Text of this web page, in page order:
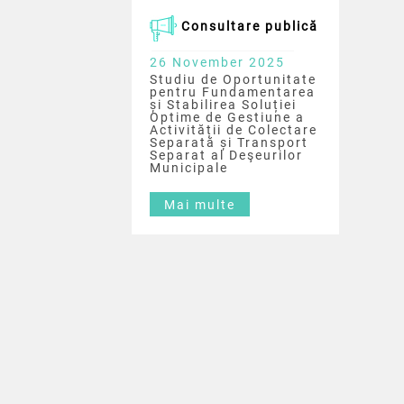
Consultare publică
26 November 2025
Studiu de Oportunitate
pentru Fundamentarea
și Stabilirea Soluției
Optime de Gestiune a
Activității de Colectare
Separată și Transport
Separat al Deşeurilor
Municipale
Mai multe